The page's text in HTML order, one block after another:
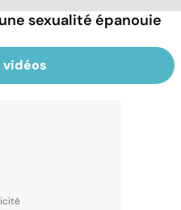
sexualité épanouie
vidéos